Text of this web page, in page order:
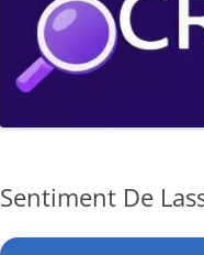
Sentiment De